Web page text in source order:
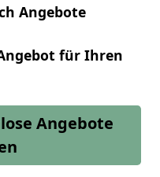
Angebote
für Ihren
Angebote